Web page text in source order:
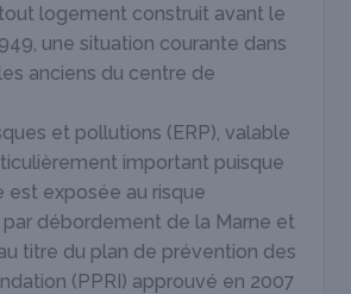
logement construit avant le
une situation courante dans
anciens du centre de
et pollutions (ERP), valable
important puisque
est exposée au risque
par débordement de la Marne et
titre du plan de prévention des
(PPRI) approuvé en 2007